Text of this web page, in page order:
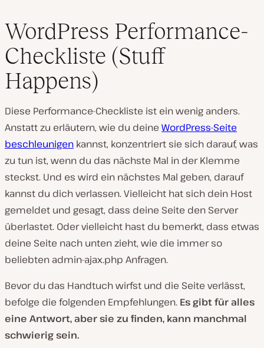
WordPress Performance-
Checkliste (Stuff
Happens)
Diese Performance-Checkliste ist ein wenig anders.
Anstatt zu erläutern, wie du deine WordPress-Seite
beschleunigen kannst, konzentriert sie sich darauf, was
zu tun ist, wenn du das nächste Mal in der Klemme
steckst. Und es wird ein nächstes Mal geben, darauf
kannst du dich verlassen. Vielleicht hat sich dein Host
gemeldet und gesagt, dass deine Seite den Server
überlastet. Oder vielleicht hast du bemerkt, dass etwas
deine Seite nach unten zieht, wie die immer so
beliebten admin-ajax.php Anfragen.
Bevor du das Handtuch wirfst und die Seite verlässt,
befolge die folgenden Empfehlungen. Es gibt für alles
eine Antwort, aber sie zu finden, kann manchmal
schwierig sein.